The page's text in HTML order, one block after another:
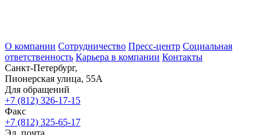
О компании Сотрудничество Пресс-центр Социальная
ответственность Карьера в компании Контакты
Санкт-Петербург,
Пионерская улица, 55А
Для обращений
+7 (812) 326-17-15
Факс
+7 (812) 325-65-17